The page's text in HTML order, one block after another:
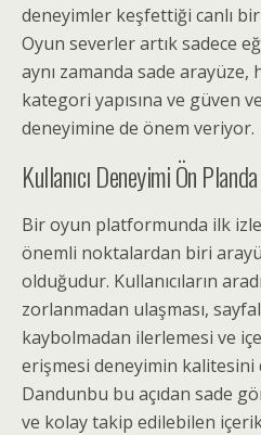
deneyimler keşfettiği canlı
Oyun severler artık sadece
aynı zamanda sade arayüze,
kategori yapısına ve güven
deneyimine de önem veriyor.
Kullanıcı Deneyimi Ön Planda
Bir oyun platformunda ilk
önemli noktalardan biri
olduğudur. Kullanıcıların
zorlanmadan ulaşması,
kaybolmadan ilerlemesi ve
erişmesi deneyimin kalitesini
Dandunbu bu açıdan sade
ve kolay takip edilebilen